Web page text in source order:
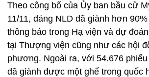
Theo công bố của Ủy ban bầu cử
11/11, đảng NLD đã giành hơn
thông báo trong Hạ viện và dự
tại Thượng viện cũng như các hội
phương. Ngoài ra, với 54.676
đã giành được một ghế trong quốc